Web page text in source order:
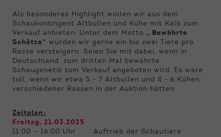
Als besonderes Highlight wollen wir aus dem
Schaukontingent Altbullen und Kühe mit Kalb zum
Verkauf anbieten. Unter dem Motto „ Bewährte
Schätze“ würden wir gerne ein bis zwei Tiere pro
Rasse versteigern. Seien Sie mit dabei, wenn in
Deutschland zum dritten Mal bewährte
Schaugenetik zum Verkauf angeboten wird. Es wäre
toll, wenn wir etwa 5 - 7 Altbullen und 4 - 6 Kühen
verschiedener Rassen in der Auktion hätten
Zeitplan:
Freitag, 21.03.2025
11.00 – 16.00 Uhr Auftrieb der Schautiere